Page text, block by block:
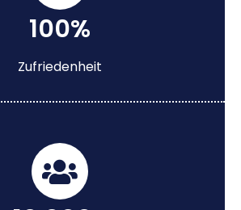
100%
Zufriedenheit